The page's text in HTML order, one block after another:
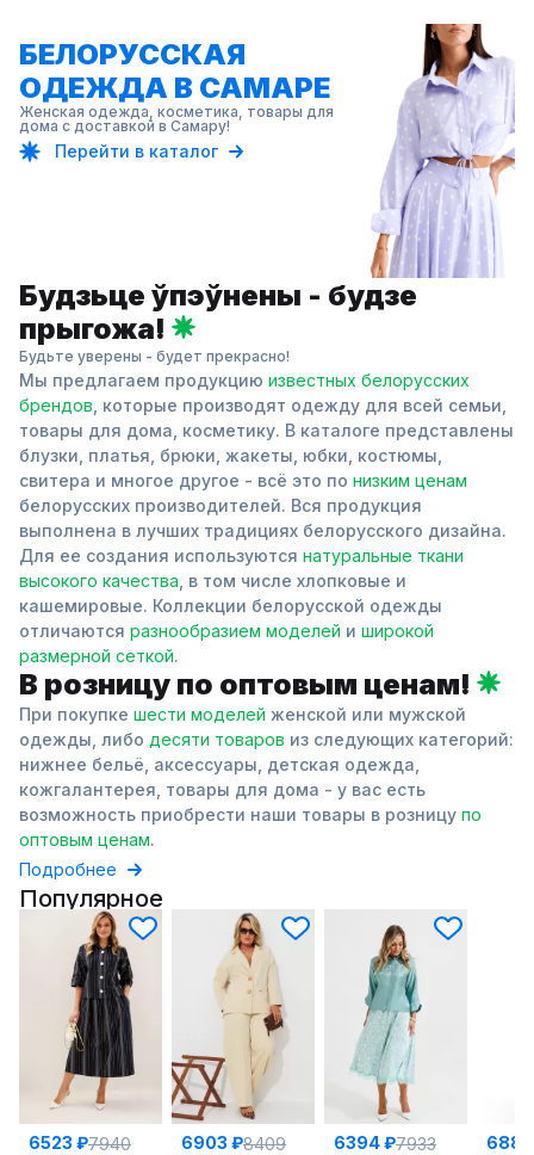
БЕЛОРУССКАЯ
ОДЕЖДА В САМАРЕ
Женская одежда, косметика, товары для
дома с доставкой в Самару!
Перейти в каталог
Будзьце ўпэўнены - будзе
прыгожа!
Будьте уверены - будет прекрасно!
Мы предлагаем продукцию известных белорусских
брендов , которые производят одежду для всей семьи,
товары для дома, косметику. В каталоге представлены
блузки, платья, брюки, жакеты, юбки, костюмы,
свитера и многое другое - всё это по низким ценам
белорусских производителей. Вся продукция
выполнена в лучших традициях белорусского дизайна.
Для ее создания используются натуральные ткани
высокого качества , в том числе хлопковые и
кашемировые. Коллекции белорусской одежды
отличаются разнообразием моделей и широкой
размерной сеткой.
В розницу по оптовым ценам!
При покупке шести моделей женской или мужской
одежды, либо десяти товаров из следующих категорий:
нижнее бельё, аксессуары, детская одежда,
кожгалантерея, товары для дома - у вас есть
возможность приобрести наши товары в розницу по
оптовым ценам.
Подробнее
Популярное
6523 ₽7940
6903 ₽8409
6394 ₽7933